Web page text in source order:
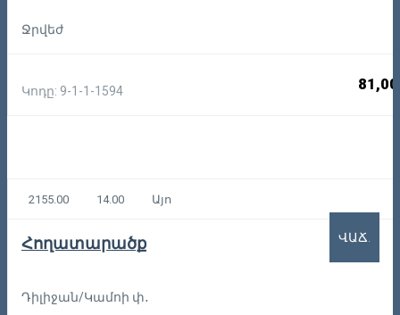
Ջրվեժ
Կոդը: 9-1-1-1594
2155.00 14.00 Այո
Հողատարածք
Դիլիջան/Կամոի փ․
ՎԱՃ.